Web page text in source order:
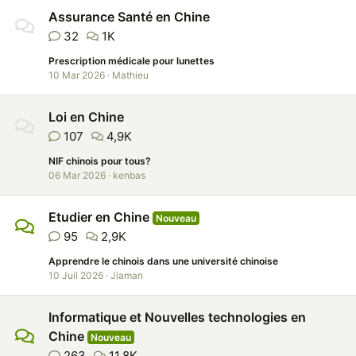
Assurance Santé en Chine
32 1K
Prescription médicale pour lunettes
10 Mar 2026
Mathieu
Loi en Chine
107 4,9K
NIF chinois pour tous?
06 Mar 2026
kenbas
Etudier en Chine Nouveau
95 2,9K
Apprendre le chinois dans une université chinoise
10 Juil 2026 Jiaman
Informatique et Nouvelles technologies en
Chine Nouveau